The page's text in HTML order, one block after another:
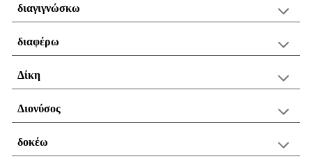
διαγιγνώσκω
διαφέρω
Δίκη
Διονύσος
δοκέω